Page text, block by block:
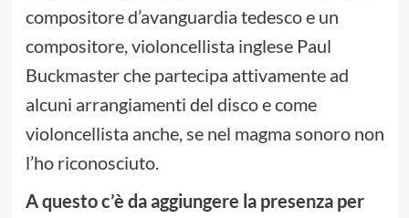
compositore d’avanguardia tedesco e un
compositore, violoncellista inglese Paul
Buckmaster che partecipa attivamente ad
alcuni arrangiamenti del disco e come
violoncellista anche, se nel magma sonoro non
l’ho riconosciuto.
A questo c’è da aggiungere la presenza per